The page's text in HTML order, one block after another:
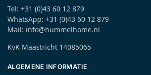
Tel: +31 (0)43 60 12 879
WhatsApp: +31 (0)43 60 12 879
Mail: info@hummelhome.nl
KvK Maastricht 14085065
ALGEMENE INFORMATIE